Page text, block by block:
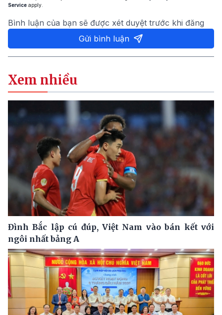
Service apply.
Bình luận của bạn sẽ được xét duyệt trước khi đăng
Gửi bình luận
Xem nhiều
Đình Bắc lập cú đúp, Việt Nam vào bán kết với
ngôi nhất bảng A